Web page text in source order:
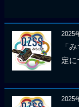
2025
「
定に
2025